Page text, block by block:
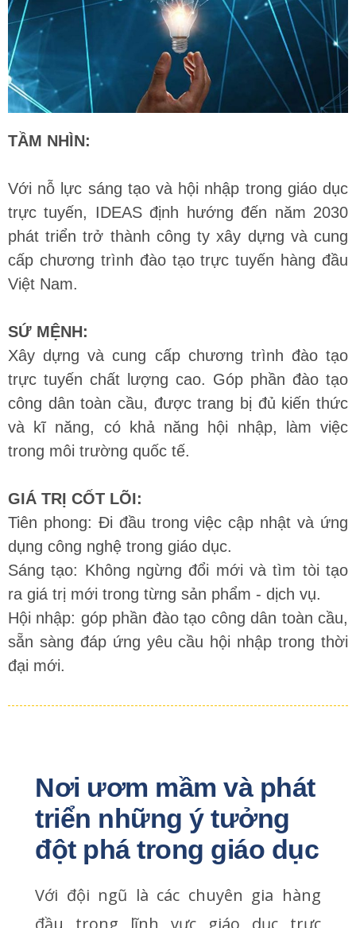
TẦM NHÌN:
Với nỗ lực sáng tạo và hội nhập trong giáo dục
trực tuyến, IDEAS định hướng đến năm 2030
phát triển trở thành công ty xây dựng và cung
cấp chương trình đào tạo trực tuyến hàng đầu
Việt Nam.
SỨ MỆNH:
Xây dựng và cung cấp chương trình đào tạo
trực tuyến chất lượng cao. Góp phần đào tạo
công dân toàn cầu, được trang bị đủ kiến thức
và kĩ năng, có khả năng hội nhập, làm việc
trong môi trường quốc tế.
GIÁ TRỊ CỐT LÕI:
Tiên phong: Đi đầu trong việc cập nhật và ứng
dụng công nghệ trong giáo dục.
Sáng tạo: Không ngừng đổi mới và tìm tòi tạo
ra giá trị mới trong từng sản phẩm - dịch vụ.
Hội nhập: góp phần đào tạo công dân toàn cầu,
sẵn sàng đáp ứng yêu cầu hội nhập trong thời
đại mới.
Nơi ươm mầm và phát
triển những ý tưởng
đột phá trong giáo dục
Với đội ngũ là các chuyên gia hàng